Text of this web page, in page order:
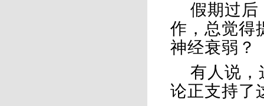
假期过后
作，总觉得
神经衰弱？
有人说，
论正支持了